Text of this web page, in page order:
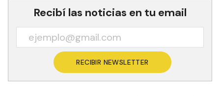
Recibí las noticias en tu email
RECIBIR NEWSLETTER